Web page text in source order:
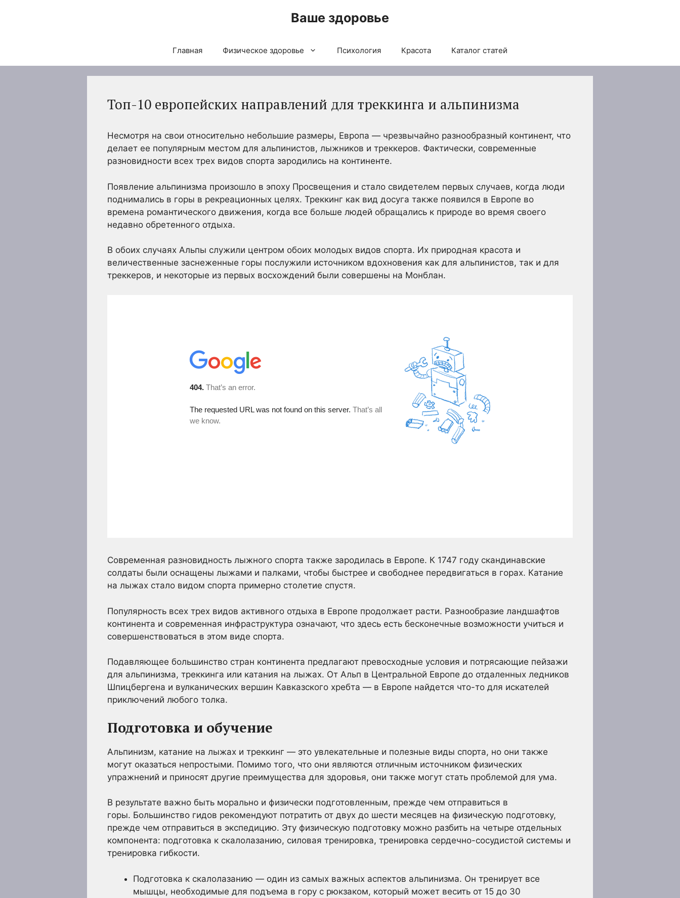
Ваше здоровье
Главная Физическое здоровье Психология Красота Каталог статей
Топ-10 европейских направлений для треккинга и альпинизма
Несмотря на свои относительно небольшие размеры, Европа — чрезвычайно разнообразный континент, что
делает ее популярным местом для альпинистов, лыжников и треккеров. Фактически, современные
разновидности всех трех видов спорта зародились на континенте.
Появление альпинизма произошло в эпоху Просвещения и стало свидетелем первых случаев, когда люди
поднимались в горы в рекреационных целях. Треккинг как вид досуга также появился в Европе во
времена романтического движения, когда все больше людей обращались к природе во время своего
недавно обретенного отдыха.
В обоих случаях Альпы служили центром обоих молодых видов спорта. Их природная красота и
величественные заснеженные горы послужили источником вдохновения как для альпинистов, так и для
треккеров, и некоторые из первых восхождений были совершены на Монблан.
Современная разновидность лыжного спорта также зародилась в Европе. К 1747 году скандинавские
солдаты были оснащены лыжами и палками, чтобы быстрее и свободнее передвигаться в горах. Катание
на лыжах стало видом спорта примерно столетие спустя.
Популярность всех трех видов активного отдыха в Европе продолжает расти. Разнообразие ландшафтов
континента и современная инфраструктура означают, что здесь есть бесконечные возможности учиться и
совершенствоваться в этом виде спорта.
Подавляющее большинство стран континента предлагают превосходные условия и потрясающие пейзажи
для альпинизма, треккинга или катания на лыжах. От Альп в Центральной Европе до отдаленных ледников
Шпицбергена и вулканических вершин Кавказского хребта — в Европе найдется что-то для искателей
приключений любого толка.
Подготовка и обучение
Альпинизм, катание на лыжах и треккинг — это увлекательные и полезные виды спорта, но они также
могут оказаться непростыми. Помимо того, что они являются отличным источником физических
упражнений и приносят другие преимущества для здоровья, они также могут стать проблемой для ума.
В результате важно быть морально и физически подготовленным, прежде чем отправиться в
горы. Большинство гидов рекомендуют потратить от двух до шести месяцев на физическую подготовку,
прежде чем отправиться в экспедицию. Эту физическую подготовку можно разбить на четыре отдельных
компонента: подготовка к скалолазанию, силовая тренировка, тренировка сердечно-сосудистой системы и
тренировка гибкости.
Подготовка к скалолазанию — один из самых важных аспектов альпинизма. Он тренирует все
мышцы, необходимые для подъема в гору с рюкзаком, который может весить от 15 до 30